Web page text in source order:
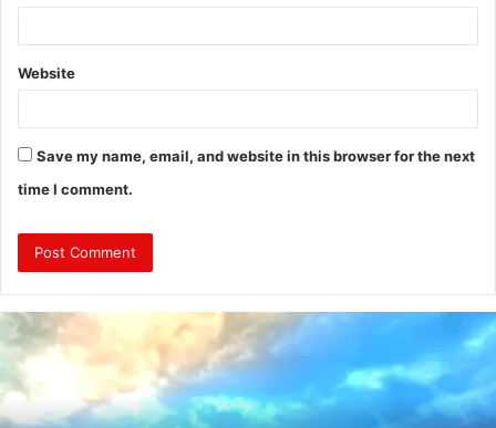
Website
Save my name, email, and website in this browser for the next
time I comment.
:
ब